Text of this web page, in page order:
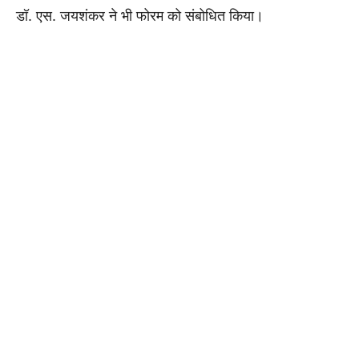
डॉ. एस. जयशंकर ने भी फोरम को संबोधित किया।